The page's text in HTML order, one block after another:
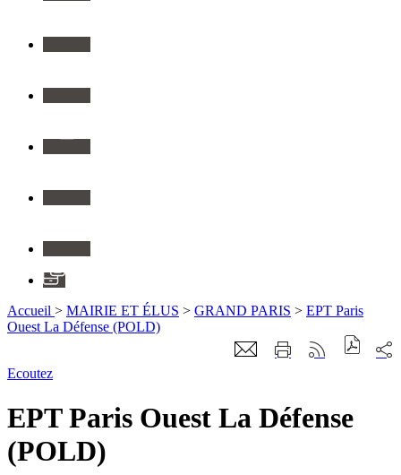
Accueil > MAIRIE ET ÉLUS > GRAND PARIS > EPT Paris
Ouest La Défense (POLD)
Ecoutez
EPT Paris Ouest La Défense
(POLD)